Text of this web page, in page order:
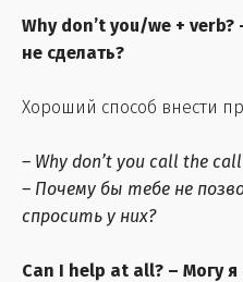
Why don’t you/we +
не сделать?
Хороший способ внести
– Why don’t you call the
– Почему бы тебе не
спросить у них?
Can I help at all? – Могу